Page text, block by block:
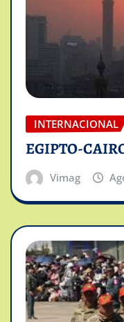
INTERNACIONAL
EGIPTO-
Vimag